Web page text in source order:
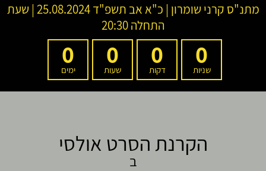
מתנ"ס קרני שומרון | כ"א אב תשפ"ד
25.08.2024 | שעת
התחלה 20:30
0
שניות
0
דקות
0
שעות
0
ימים
הקרנת הסרט אולסי
ב